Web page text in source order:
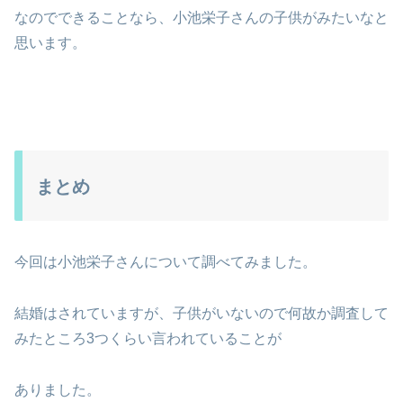
なのでできることなら、小池栄子さんの子供がみたいなと
思います。
まとめ
今回は小池栄子さんについて調べてみました。
結婚はされていますが、子供がいないので何故か調査して
みたところ3つくらい言われていることが
ありました。